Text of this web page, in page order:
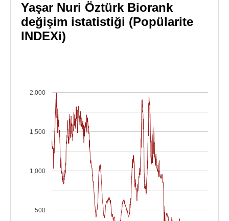
Yaşar Nuri Öztürk Biorank
değişim istatistiği (Popülarite
INDEXi)
500
1,000
1,500
2,000